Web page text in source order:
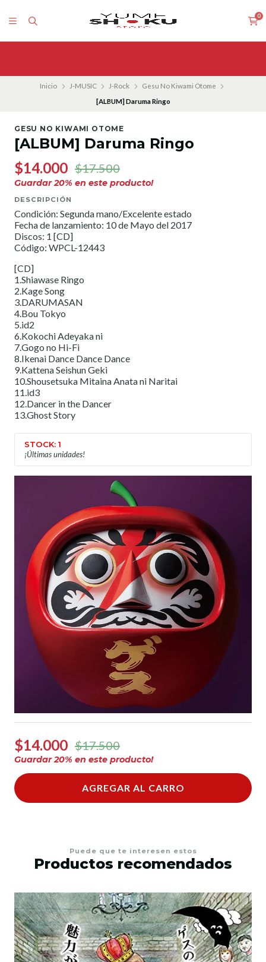
0
Inicio J-MUSIC J-Rock
Gesu No Kiwami Otome
[ALBUM] Daruma Ringo
GESU NO KIWAMI OTOME
[ALBUM] Daruma Ringo
$14.000 $17.500
Guardar20% en este producto!
DESCRIPCIÓN
Condición: Segunda mano/Excelente estado
Fecha de lanzamiento: 10 de Mayo del 2017
Discos: 1 [CD]
Código: WPCL-12443
[CD]
1.Shiawase Ringo
2.Kage Song
3.DARUMASAN
4.Bou Tokyo
5.id2
6.Kokochi Adeyaka ni
7.Gogo no Hi-Fi
8.Ikenai Dance Dance Dance
9.Kattena Seishun Geki
10.Shousetsuka Mitaina Anata ni Naritai
11.id3
12.Dancer in the Dancer
13.Ghost Story
STOCK: 1
¡Últimas unidades!
$14.000 $17.500
Guardar20% en este producto!
AGREGAR AL CARRO
Puede que te interesen estos
Productos recomendados